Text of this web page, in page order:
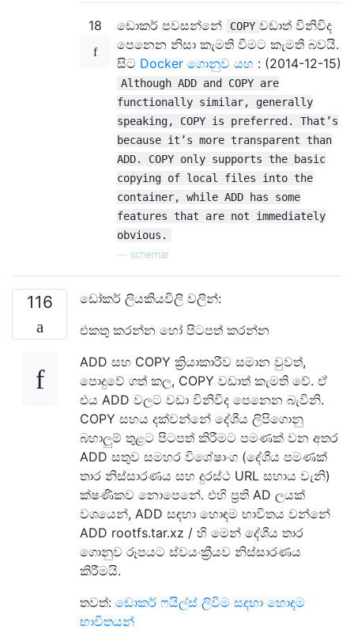
18 ඩොකර් පවසන්නේ COPY වඩාත් විනිවිද
පෙනෙන නිසා කැමති වීමට කැමති බවයි.
සිට Docker ගොනුව යහ : (2014-12-15)
Although ADD and COPY are
functionally similar, generally
speaking, COPY is preferred. That’s
because it’s more transparent than
ADD. COPY only supports the basic
copying of local files into the
container, while ADD has some
features that are not immediately
obvious.
schemar
116
ඩෝකර් ලියකියවිලි වලින්:
එකතු කරන්න හෝ පිටපත් කරන්න
ADD සහ COPY ක්‍රියාකාරීව සමාන වුවත්,
පොදුවේ ගත් කල, COPY වඩාත් කැමති වේ. ඒ
එය ADD වලට වඩා විනිවිද පෙනෙන බැවිනි.
COPY සහය දක්වන්නේ දේශීය ලිපිගොනු
බහාලුම් තුළට පිටපත් කිරීමට පමණක් වන අතර
ADD සතුව සමහර විශේෂාංග (දේශීය පමණක්
තාර නිස්සාරණය සහ දුරස්ථ URL සහාය වැනි)
ක්ෂණිකව නොපෙනේ. එහි ප්‍රති AD ලයක්
වශයෙන්, ADD සඳහා හොඳම භාවිතය වන්නේ
ADD rootfs.tar.xz / හි මෙන් දේශීය තාර
ගොනුව රූපයට ස්වයංක්‍රීයව නිස්සාරණය
කිරීමයි.
තවත්: ඩොකර් ෆයිල්ස් ලිවීම සඳහා හොඳම
භාවිතයන්